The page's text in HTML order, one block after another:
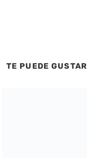
TE PUEDE GUSTAR